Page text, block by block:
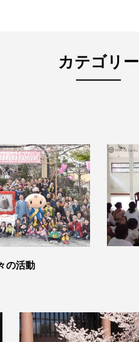
カテゴリー
の活動